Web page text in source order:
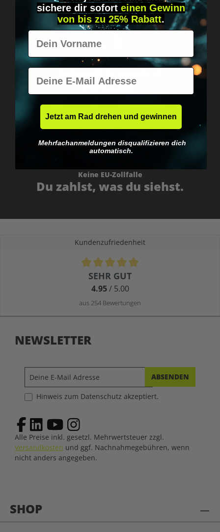
Weltweiter Versand
Schnell & neutral
verpackt.
Keine EU-Zollfalle
Du zahlst, was du siehst.
Kundenzufriedenheit
Durchschnittliche Bewertung von 4.9 von 5 Sternen
SEHR GUT
4.95/ 5.00
aus 254 Bewertungen
SHOP
NEWSLETTER
ABSENDEN
Hinweis zum Datenschutz akzeptiert.
Alle Preise inkl. gesetzl. Mehrwertsteuer zzgl.
Versandkosten und ggf. Nachnahmegebühren, wenn
nicht anders angegeben.
sichere dir sofort einen Gewinn
von bis zu 25% Rabatt.
Vorname
E-Mail
Jetzt am Rad drehen und gewinnen
Mehrfachanmeldungen disqualifizieren dich
automatisch.